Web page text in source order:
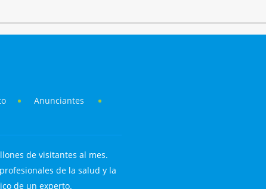
Anunciantes
de visitantes al mes.
de la salud y la
de un experto.